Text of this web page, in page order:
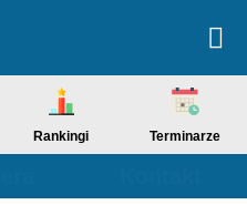
Rankingi Terminarze